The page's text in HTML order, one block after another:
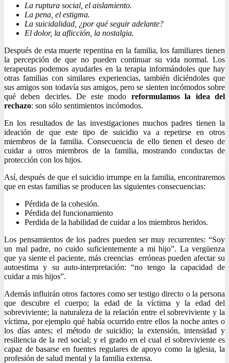
La ruptura social, el aislamiento.
La pena, el estigma.
La suicidalidad, ¿por qué seguir adelante?
El dolor, la aflicción, la nostalgia.
Después de esta muerte repentina en la familia, los familiares tienen
la percepción de que no pueden continuar su vida normal. Los
terapeutas podemos ayudarles en la terapia informándoles que hay
otras familias con similares experiencias, también diciéndoles que
sus amigos son todavía sus amigos, pero se sienten incómodos sobre
qué deben decirles. De este modo reformulamos la idea del
rechazo: son sólo sentimientos incómodos.
En los resultados de las investigaciones muchos padres tienen la
ideación de que este tipo de suicidio va a repetirse en otros
miembros de la familia. Consecuencia de ello tienen el deseo de
cuidar a otros miembros de la familia, mostrando conductas de
protección con los hijos.
Así, después de que el suicidio irrumpe en la familia, encontraremos
que en estas familias se producen las siguientes consecuencias:
Pérdida de la cohesión.
Pérdida del funcionamiento
Perdida de la habilidad de cuidar a los miembros heridos.
Los pensamientos de los padres pueden ser muy recurrentes: “Soy
un mal padre, no cuido suficientemente a mi hijo”. La vergüenza
que ya siente el paciente, más creencias erróneas pueden afectar su
autoestima y su auto-interpretación: “no tengo la capacidad de
cuidar a mis hijos”.
Además influirán otros factores como ser testigo directo o la persona
que descubre el cuerpo; la edad de la víctima y la edad del
sobreviviente; la naturaleza de la relación entre el sobreviviente y la
víctima, por ejemplo qué había ocurrido entre ellos la noche antes o
los días antes; el método de suicidio; la extensión, intensidad y
resiliencia de la red social; y el grado en el cual el sobreviviente es
capaz de basarse en fuentes regulares de apoyo como la iglesia, la
profesión de salud mental y la familia extensa.